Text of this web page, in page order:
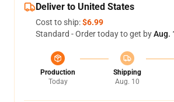
Deliver to United States
Cost to ship:$6.99
Standard - Order today to get byAug.
Production
Today
Shipping
Aug. 10